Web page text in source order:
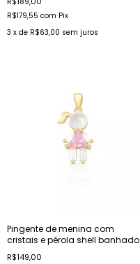
R$179,55 com Pix
3 x de R$63,00 sem juros
Pingente de menina com
cristais e pérola shell banhado
a ouro
R$149,00